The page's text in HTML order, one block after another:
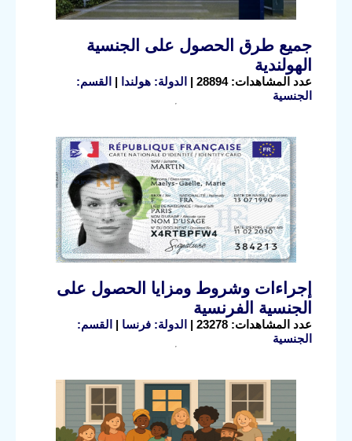
جميع طرق الحصول على الجنسية
الهولندية
عدد المشاهدات: 28894 | الدولة: هولندا | القسم:
الجنسية
إجراءات وشروط ومزايا الحصول على
الجنسية الفرنسية
عدد المشاهدات: 23278 | الدولة: فرنسا | القسم:
الجنسية